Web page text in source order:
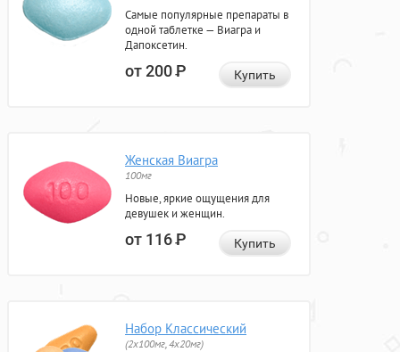
Самые популярные препараты в
одной таблетке — Виагра и
Дапоксетин.
от 200Р Купить
Женская Виагра
100мг
Новые, яркие ощущения для
девушек и женщин.
от 116Р Купить
Набор Классический
(2x100мг, 4x20мг)